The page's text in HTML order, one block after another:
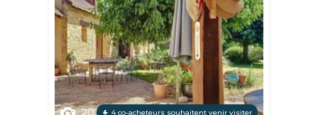
20 4 co-acheteurs souhaitent venir visiter